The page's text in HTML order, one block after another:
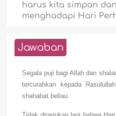
harus kita simpan
menghadapi Hari
Jawaban
Segala puji bagi Allah dan
tercurahkan kepada
shahabat beliau.